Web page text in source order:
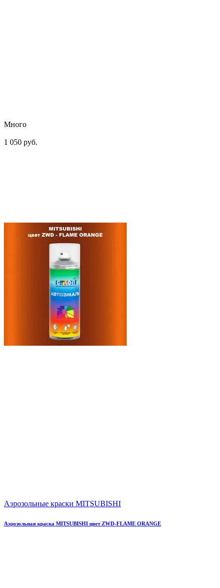
Много
1 050 руб.
Аэрозольные краски MITSUBISHI
Аэрозольная краска MITSUBISHI цвет ZWD-FLAME ORANGE